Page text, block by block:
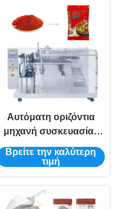
Αυτόματη οριζόντια
μηχανή συσκευασίας
σακουλών σκονών
Premade νέο
Βρείτε την καλύτερη
τιμή